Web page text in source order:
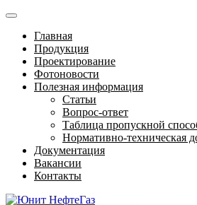
Главная
Продукция
Проектирование
Фотоновости
Полезная информация
Статьи
Вопрос-ответ
Таблица пропускной
Нормативно-техническая
Документация
Вакансии
Контакты